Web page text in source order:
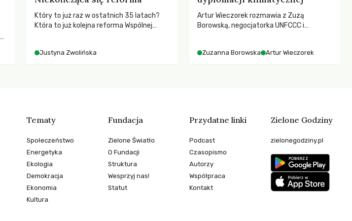
Który to już raz w ostatnich 35 latach?
Która to już kolejna reforma Wspólnej
społeczne?
Justyna Zwolińska
Artur Wieczorek rozmawia z Zuzą
Borowską, negocjatorka UNFCCC i
ruchach klimatycznych
Zuzanna Borowska Artur Wieczorek
Tematy
Społeczeństwo
Energetyka
Ekologia
Demokracja
Ekonomia
Kultura
Fundacja
Zielone Światło
O Fundacji
Struktura
Wesprzyj nas!
Statut
Przydatne linki
Podcast
Czasopismo
Autorzy
Współpraca
Kontakt
Zielone Godziny
zielonegodziny.pl